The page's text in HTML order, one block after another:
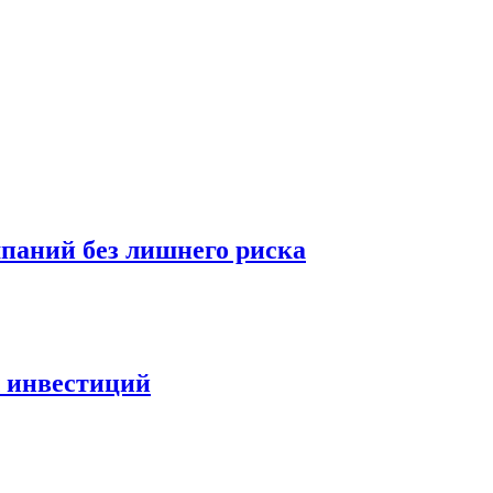
без лишнего риска